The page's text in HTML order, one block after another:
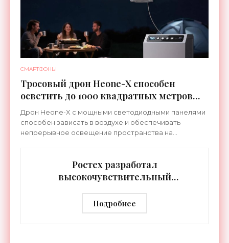
СМАРТФОНЫ
Тросовый дрон Heone-X способен
осветить до 1000 квадратных метров
земли - «Беспилотники»
Дрон Heone-X с мощными светодиодными панелями
способен зависать в воздухе и обеспечивать
непрерывное освещение пространства на
Ростех разработал
высокочувствительный
дальностью распознавания до 2 км
- «Гаджеты»
Подробнее